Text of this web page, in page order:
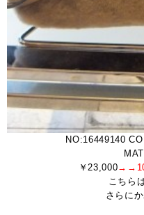
NO:16449140
￥23,000
こちら
さらに